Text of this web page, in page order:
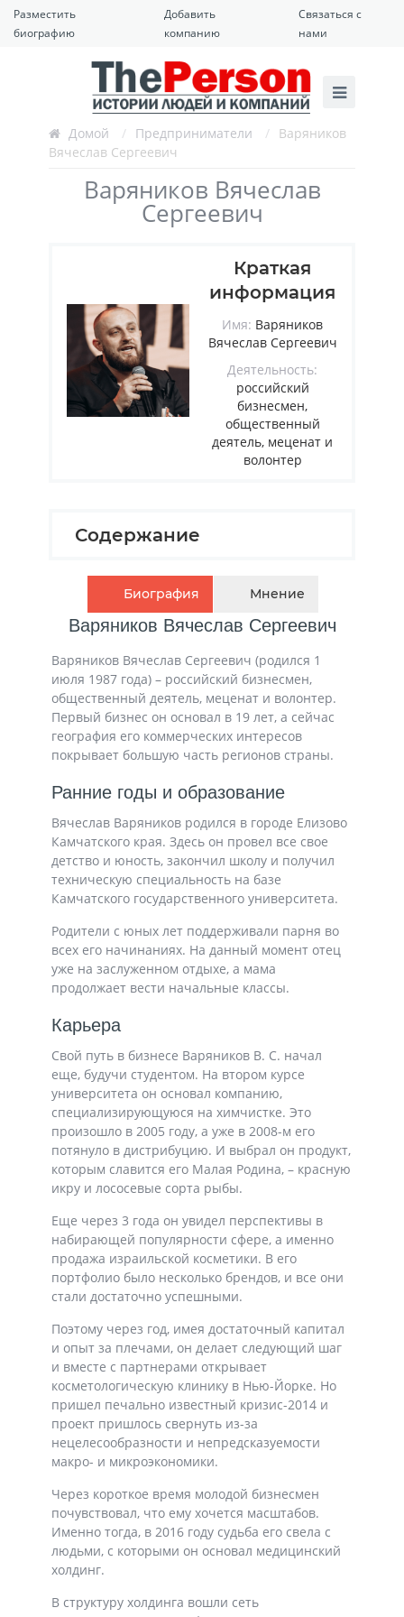
Разместить
биографию
Добавить
компанию
Связаться с
нами
Домой / Предприниматели / Варяников
Вячеслав Сергеевич
Варяников Вячеслав
Сергеевич
Краткая
информация
Имя: Варяников
Вячеслав Сергеевич
Деятельность:
российский
бизнесмен,
общественный
деятель, меценат и
волонтер
Содержание
Биография Мнение
Варяников Вячеслав Сергеевич
Варяников Вячеслав Сергеевич (родился 1
июля 1987 года) – российский бизнесмен,
общественный деятель, меценат и волонтер.
Первый бизнес он основал в 19 лет, а сейчас
география его коммерческих интересов
покрывает большую часть регионов страны.
Ранние годы и образование
Вячеслав Варяников родился в городе Елизово
Камчатского края. Здесь он провел все свое
детство и юность, закончил школу и получил
техническую специальность на базе
Камчатского государственного университета.
Родители с юных лет поддерживали парня во
всех его начинаниях. На данный момент отец
уже на заслуженном отдыхе, а мама
продолжает вести начальные классы.
Карьера
Свой путь в бизнесе Варяников В. С. начал
еще, будучи студентом. На втором курсе
университета он основал компанию,
специализирующуюся на химчистке. Это
произошло в 2005 году, а уже в 2008-м его
потянуло в дистрибуцию. И выбрал он продукт,
которым славится его Малая Родина, – красную
икру и лососевые сорта рыбы.
Еще через 3 года он увидел перспективы в
набирающей популярности сфере, а именно
продажа израильской косметики. В его
портфолио было несколько брендов, и все они
стали достаточно успешными.
Поэтому через год, имея достаточный капитал
и опыт за плечами, он делает следующий шаг
и вместе с партнерами открывает
косметологическую клинику в Нью-Йорке. Но
пришел печально известный кризис-2014 и
проект пришлось свернуть из-за
нецелесообразности и непредсказуемости
макро- и микроэкономики.
Через короткое время молодой бизнесмен
почувствовал, что ему хочется масштабов.
Именно тогда, в 2016 году судьба его свела с
людьми, с которыми он основал медицинский
холдинг.
В структуру холдинга вошли сеть